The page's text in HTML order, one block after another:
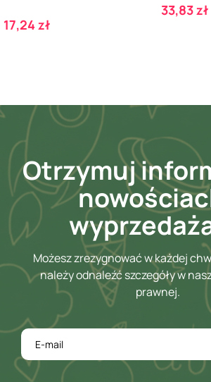
Cena
17,24 zł
Cena
33,83 zł
Otrzymuj
Możesz zrezygnować w każdej
należy odnaleźć szczegóły w
prawnej.